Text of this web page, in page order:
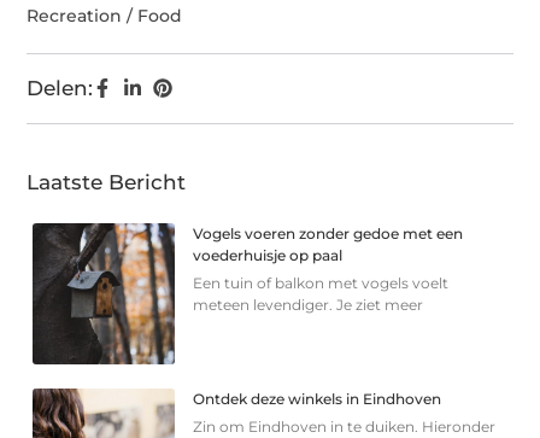
Recreation / Food
Delen:
Laatste Bericht
Vogels voeren zonder gedoe met een
voederhuisje op paal
Een tuin of balkon met vogels voelt
meteen levendiger. Je ziet meer
Ontdek deze winkels in Eindhoven
Zin om Eindhoven in te duiken. Hieronder